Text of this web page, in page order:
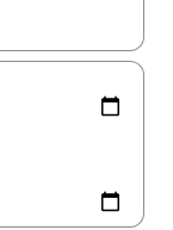
使って移動するか